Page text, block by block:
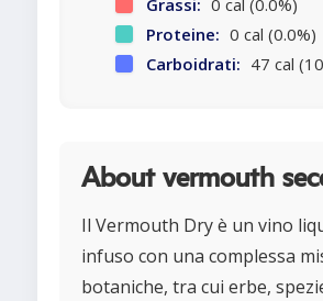
Grassi: 0 cal (0.0%)
Proteine: 0 cal (0.0%)
Carboidrati: 47 cal
About vermouth
Il Vermouth Dry è un vino
infuso con una complessa
botaniche, tra cui erbe,